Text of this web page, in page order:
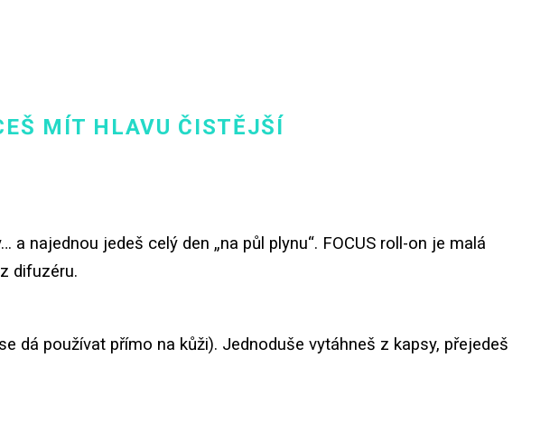
MÍT HLAVU ČISTĚJŠÍ
najednou jedeš celý den „na půl plynu“. FOCUS roll-on je malá
difuzéru.
dá používat přímo na kůži). Jednoduše vytáhneš z kapsy, přejedeš